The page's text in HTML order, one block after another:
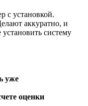
с установкой.
аккуратно, и
установить систему
уже
оценки